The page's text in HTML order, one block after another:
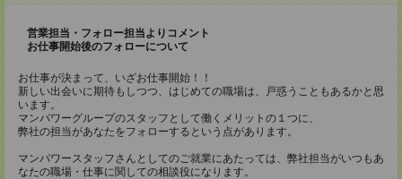
営業担当・フォロー担当よりコメント
お仕事開始後のフォローについて
お仕事が決まって、いざお仕事開始！！
新しい出会いに期待もしつつ、はじめての職場は、戸惑うこともあるかと思
います。
マンパワーグループのスタッフとして働くメリットの１つに、
弊社の担当があなたをフォローするという点があります。
マンパワースタッフさんとしてのご就業にあたっては、弊社担当がいつもあ
なたの職場・仕事に関しての相談役になります。